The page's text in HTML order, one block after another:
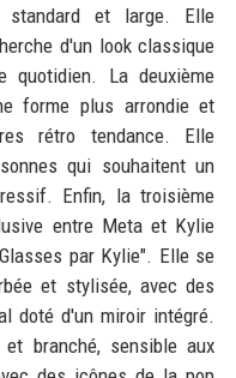
et large. Elle
d'un look classique
quotidien. La deuxième
forme plus arrondie et
rétro tendance. Elle
qui souhaitent un
Enfin, la troisième
entre Meta et Kylie
par Kylie". Elle se
et stylisée, avec des
doté d'un miroir intégré.
branché, sensible aux